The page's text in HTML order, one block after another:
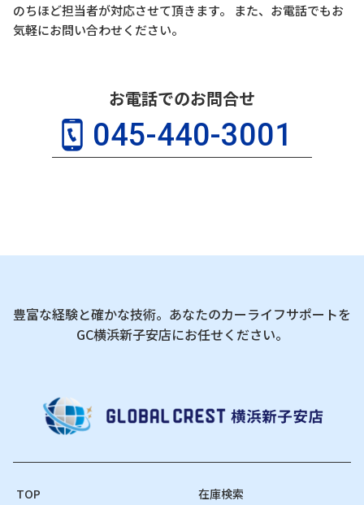
のちほど担当者が対応させて頂きます。 また、お電話でもお
気軽にお問い合わせください。
お電話でのお問合せ
045-440-3001
豊富な経験と確かな技術。あなたのカーライフサポートを
GC横浜新子安店にお任せください。
TOP 在庫検索